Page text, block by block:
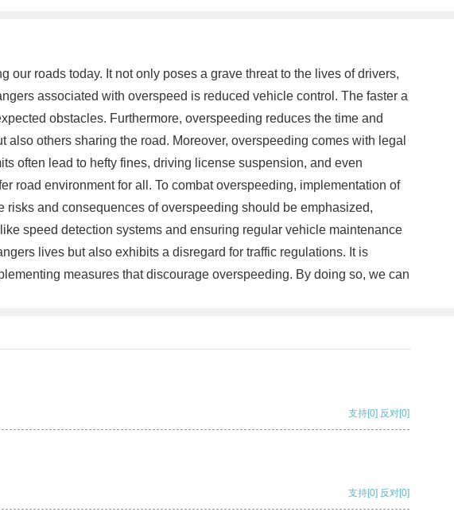
roads today. It not only poses a grave threat to the lives of drivers,
associated with overspeed is reduced vehicle control. The faster a
obstacles. Furthermore, overspeeding reduces the time and
others sharing the road. Moreover, overspeeding comes with legal
often lead to hefty fines, driving license suspension, and even
road environment for all. To combat overspeeding, implementation of
and consequences of overspeeding should be emphasized,
speed detection systems and ensuring regular vehicle maintenance
lives but also exhibits a disregard for traffic regulations. It is
measures that discourage overspeeding. By doing so, we can
支持[0] 反对[0]
支持[0] 反对[0]